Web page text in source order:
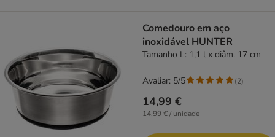
Comedouro em aço
inoxidável HUNTER
Tamanho L: 1,1 l x diâm. 17 cm
14,99 €
14,99 € / unidade
Avaliar: 5/5 (2)